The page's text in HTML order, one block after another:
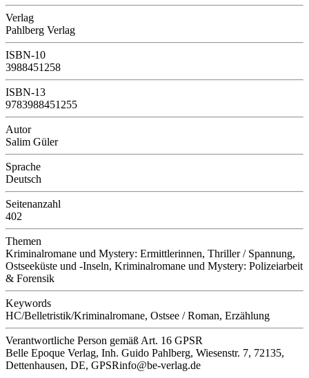
Verlag
Pahlberg Verlag
ISBN-10
3988451258
ISBN-13
9783988451255
Autor
Salim Güler
Sprache
Deutsch
Seitenanzahl
402
Themen
Kriminalromane und Mystery: Ermittlerinnen, Thriller / Spannung,
Ostseeküste und -Inseln, Kriminalromane und Mystery: Polizeiarbeit
& Forensik
Keywords
HC/Belletristik/Kriminalromane, Ostsee / Roman, Erzählung
Verantwortliche Person gemäß Art. 16 GPSR
Belle Epoque Verlag, Inh. Guido Pahlberg, Wiesenstr. 7, 72135,
Dettenhausen, DE, GPSRinfo@be-verlag.de